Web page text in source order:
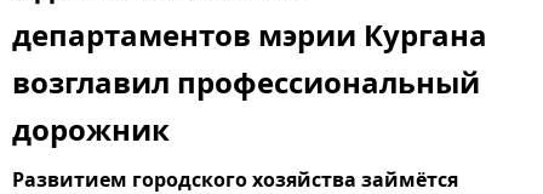
департаментов мэрии Кургана
возглавил профессиональный
дорожник
Развитием городского хозяйства займётся